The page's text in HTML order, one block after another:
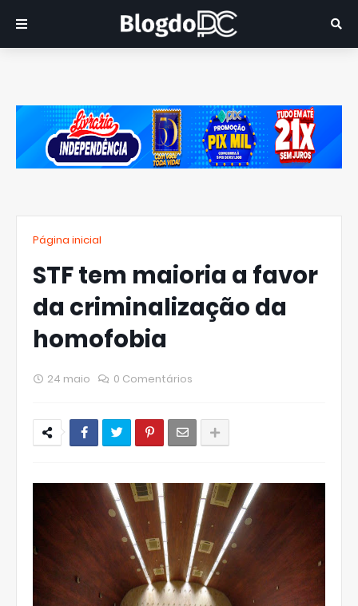
Página inicial
STF tem maioria a favor
da criminalização da
homofobia
24 maio 0 Comentários